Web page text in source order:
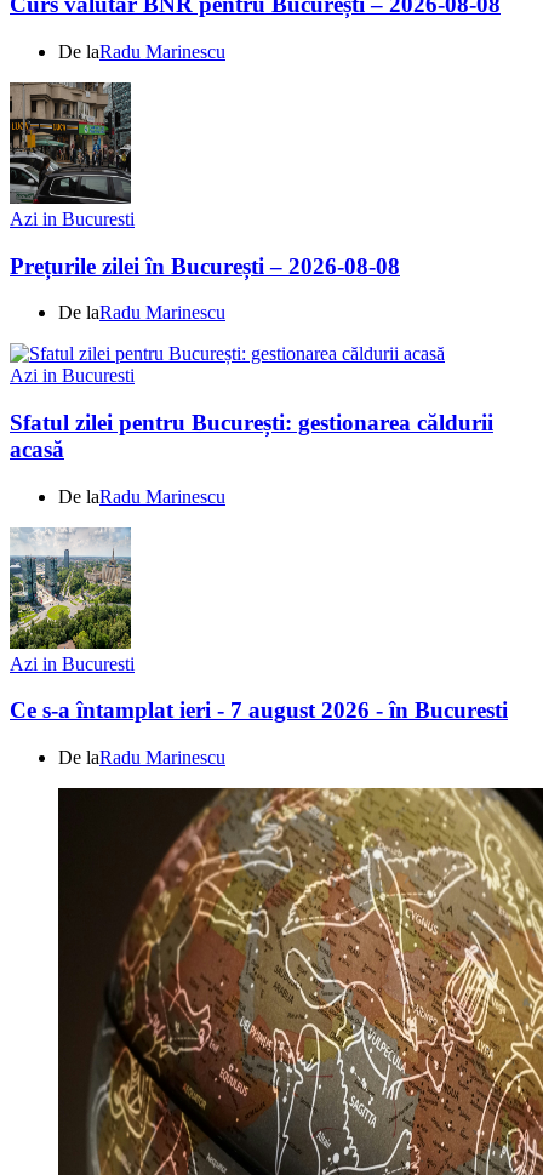
De laRadu Marinescu
Azi in Bucuresti
Prețurile zilei în București – 2026-08-08
De laRadu Marinescu
Azi in Bucuresti
Sfatul zilei pentru București: gestionarea căldurii
acasă
De laRadu Marinescu
Azi in Bucuresti
Ce s-a întamplat ieri - 7 august 2026 - în Bucuresti
De laRadu Marinescu